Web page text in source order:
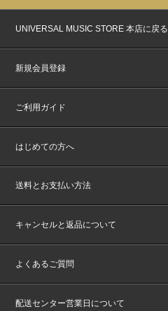
UNIVERSAL MUSIC STORE 本店に戻る
新規会員登録
ご利用ガイド
はじめての方へ
送料とお支払い方法
キャンセルと返品について
よくあるご質問
配送センター営業日について